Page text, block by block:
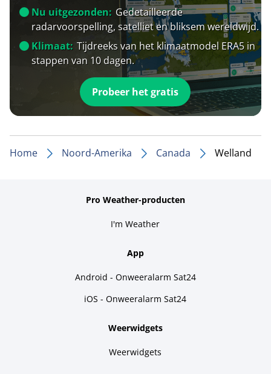
Nu uitgezonden: Gedetailleerde
radarvoorspelling, satelliet en bliksem wereldwijd.
Klimaat: Tijdreeks van het klimaatmodel ERA5 in
stappen van 10 dagen.
Probeer het gratis
Home Noord-Amerika Canada Welland
Pro Weather-producten
I'm Weather
App
Android - Onweeralarm Sat24
iOS - Onweeralarm Sat24
Weerwidgets
Weerwidgets